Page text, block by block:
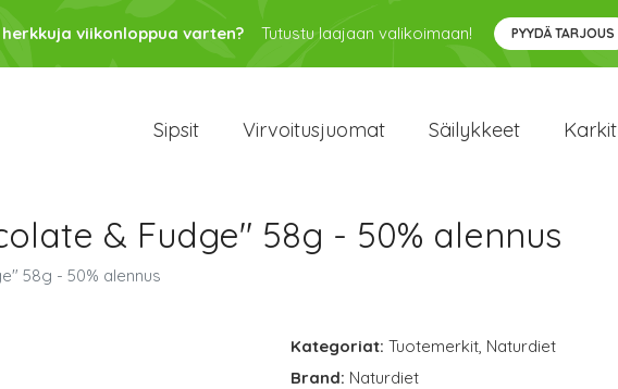
viikonloppua varten? Tutustu laajaan valikoimaan! PYYDÄ TARJOUS
Sipsit Virvoitusjuomat Säilykkeet Karkit
& Fudge" 58g - 50% alennus
58g - 50% alennus
Kategoriat: Tuotemerkit, Naturdiet
Brand: Naturdiet